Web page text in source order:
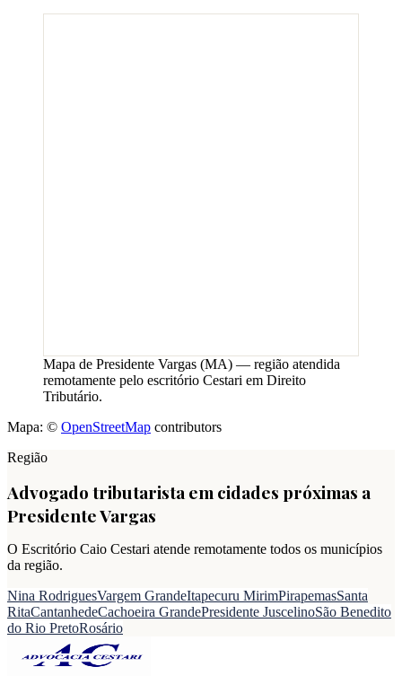
Mapa de Presidente Vargas (MA) — região atendida
remotamente pelo escritório Cestari em Direito
Tributário.
Mapa: © OpenStreetMap contributors
Região
Advogado tributarista em cidades próximas a
Presidente Vargas
O Escritório Caio Cestari atende remotamente todos os municípios
da região.
Nina RodriguesVargem GrandeItapecuru MirimPirapemasSanta
RitaCantanhedeCachoeira GrandePresidente JuscelinoSão Benedito
do Rio PretoRosário